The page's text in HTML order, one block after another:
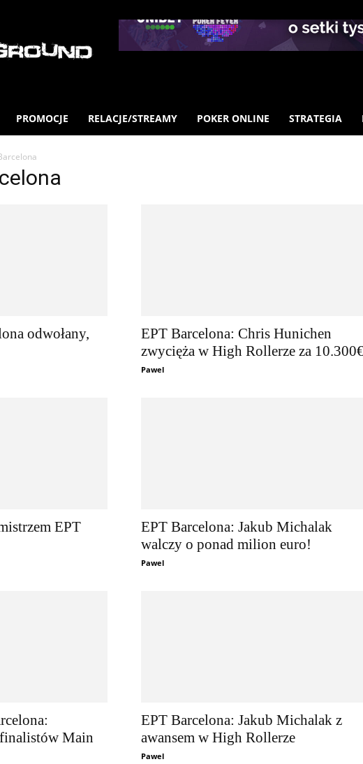
PROMOCJE RELACJE/STREAMY POKER ONLINE STRATEGIA
odwołany,
EPT Barcelona: Chris Hunichen
zwycięża w High Rollerze za
Pawel
EPT
EPT Barcelona: Jakub Michalak
walczy o ponad milion euro!
Pawel
Main
EPT Barcelona: Jakub Michalak z
awansem w High Rollerze
Pawel